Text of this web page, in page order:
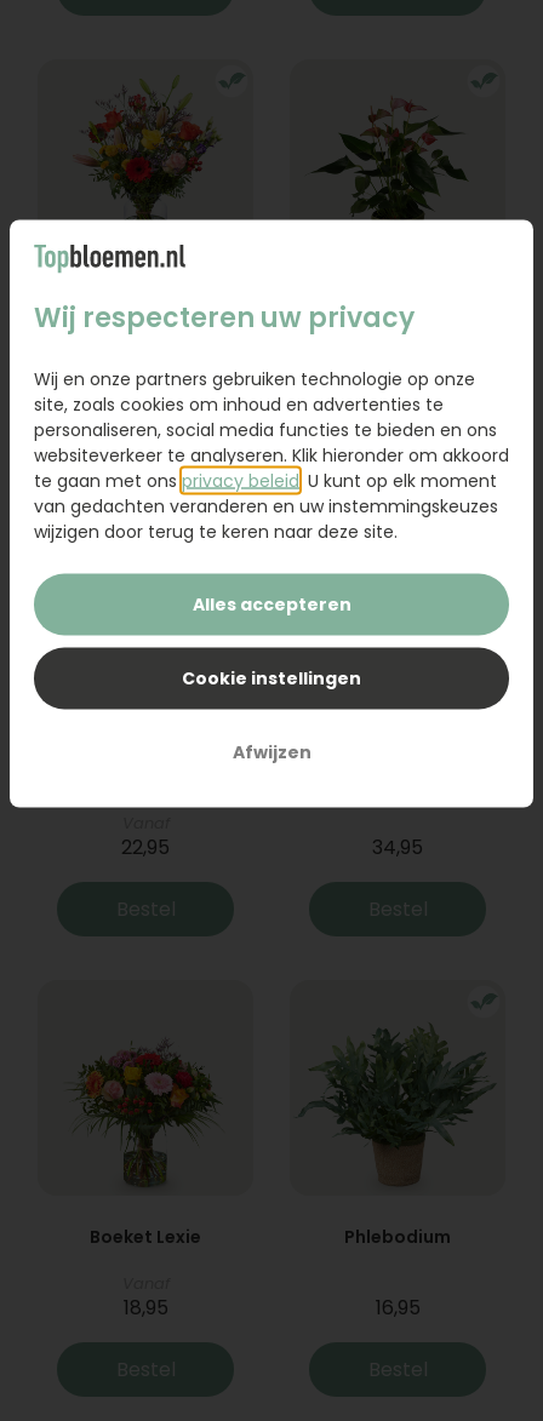
Boeket Laurie
23,95
Bestel
Anthurium
21,95
Bestel
22,95
Bestel
34,95
Bestel
Boeket Lexie
18,95
Bestel
Phlebodium
16,95
Bestel
Wij respecteren uw privacy
Wij en onze partners gebruiken technologie op onze
site, zoals cookies om inhoud en advertenties te
personaliseren, social media functies te bieden en ons
websiteverkeer te analyseren. Klik hieronder om akkoord
te gaan met ons privacy beleid . U kunt op elk moment
van gedachten veranderen en uw instemmingskeuzes
wijzigen door terug te keren naar deze site.
Alles accepteren
Cookie instellingen
Afwijzen